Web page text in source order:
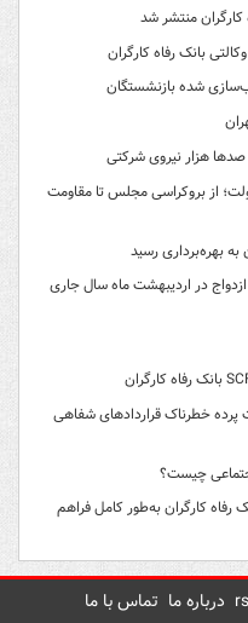
کارگران منتشر شد
بانک رفاه کارگران
شده بازنشستگان
هزار نیروی شرکتی
از بروکراسی مجلس تا مقاومت
بهره‌برداری رسید
تسهیلات ازدواج در اردیبهشت ماه سال جاری
پرده خطرناک قراردادهای شفاهی
چیست؟
رفاه کارگران به‌طور کامل فراهم
درباره ما تماس با ما